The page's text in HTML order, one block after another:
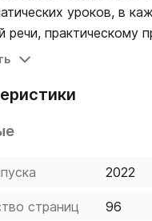
уроков, в
речи, практическому
каждый урок
каждые три урока
на тему
2022
страниц 96